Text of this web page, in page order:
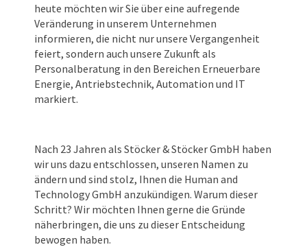
heute möchten wir Sie über eine aufregende
Veränderung in unserem Unternehmen
informieren, die nicht nur unsere Vergangenheit
feiert, sondern auch unsere Zukunft als
Personalberatung in den Bereichen Erneuerbare
Energie, Antriebstechnik, Automation und IT
markiert.
Nach 23 Jahren als Stöcker & Stöcker GmbH haben
wir uns dazu entschlossen, unseren Namen zu
ändern und sind stolz, Ihnen die Human and
Technology GmbH anzukündigen. Warum dieser
Schritt? Wir möchten Ihnen gerne die Gründe
näherbringen, die uns zu dieser Entscheidung
bewogen haben.